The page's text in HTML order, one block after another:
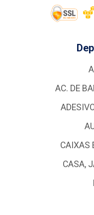
AC. DE
CAIXAS
CASA,